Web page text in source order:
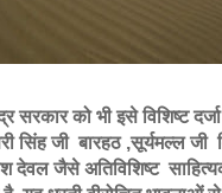
सरकार को भी इसे विशिष्ट
सिंह जी बारहठ ,सूर्यमल्ल जी
देवल जैसे अतिविशिष्ट